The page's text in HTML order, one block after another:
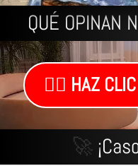
QUÉ OPINAN
👉🏼 HAZ
🚀